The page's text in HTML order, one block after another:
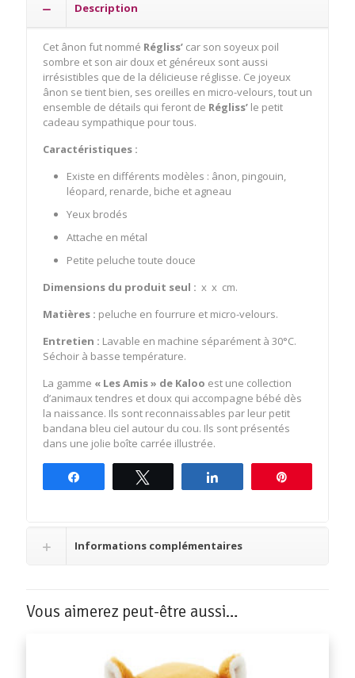
Description
Cet ânon fut nommé Régliss’ car son soyeux poil
sombre et son air doux et généreux sont aussi
irrésistibles que de la délicieuse réglisse. Ce joyeux
ânon se tient bien, ses oreilles en micro-velours, tout un
ensemble de détails qui feront de Régliss’ le petit
cadeau sympathique pour tous.
Caractéristiques :
Existe en différents modèles : ânon, pingouin,
léopard, renarde, biche et agneau
Yeux brodés
Attache en métal
Petite peluche toute douce
Dimensions du produit seul : x x cm.
Matières : peluche en fourrure et micro-velours.
Entretien : Lavable en machine séparément à 30°C.
Séchoir à basse température.
La gamme « Les Amis » de Kaloo est une collection
d’animaux tendres et doux qui accompagne bébé dès
la naissance. Ils sont reconnaissables par leur petit
bandana bleu ciel autour du cou. Ils sont présentés
dans une jolie boîte carrée illustrée.
Informations complémentaires
Vous aimerez peut-être aussi…